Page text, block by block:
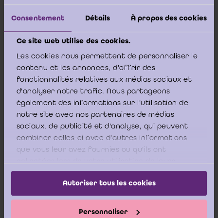
Consentement Détails À propos des cookies
Ce site web utilise des cookies.
Les cookies nous permettent de personnaliser le
contenu et les annonces, d'offrir des
fonctionnalités relatives aux médias sociaux et
d'analyser notre trafic. Nous partageons
également des informations sur l'utilisation de
notre site avec nos partenaires de médias
sociaux, de publicité et d'analyse, qui peuvent
combiner celles-ci avec d'autres informations
que vous leur avez fournies ou qu'ils ont
services.
Autoriser tous les cookies
Personnaliser
telefoon.Hier is de werkgever geen eigenaar en geeft hij
cash geld, dat een effectieve kost moet dekken.
werkgever mag dit dus pas toekennen na het voorleggen
van een aankoopfactuur. Daarnaast zegt de Sociale
Zekerheid dat je als werkgever maar om de 3 jaar mag
tussenkomen in de kost voor de aankoop van een toestel.
[5]”
Men kan uit het bovenstaande afleiden dat indien de
werkgever voorziet in een budget, de werknemer de
eigenaar zal zijn van de aankopen met dat budget.